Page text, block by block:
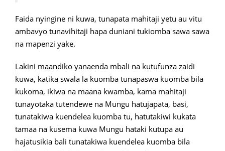
Faida nyingine ni kuwa, tunapata mahitaji yetu au vitu
ambavyo tunavihitaji hapa duniani tukiomba sawa sawa
na mapenzi yake.
Lakini maandiko yanaenda mbali na kutufunza zaidi
kuwa, katika swala la kuomba tunapaswa kuomba bila
kukoma, ikiwa na maana kwamba, kama mahitaji
tunayotaka tutendewe na Mungu hatujapata, basi,
tunatakiwa kuendelea kuomba tu, hatutakiwi kukata
tamaa na kusema kuwa Mungu hataki kutupa au
hajatusikia bali tunatakiwa kuendelea kuomba bila